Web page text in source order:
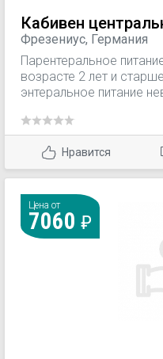
Кабивен
Фрезениус, Германия
Парентеральное
возрасте 2 лет и
энтеральное питание
Нравится
Цена от
7060